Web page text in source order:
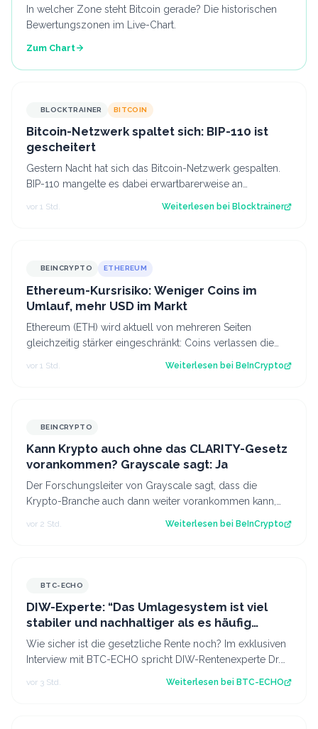
In welcher Zone steht Bitcoin gerade? Die historischen
Bewertungszonen im Live-Chart.
Zum Chart
BLOCKTRAINER BITCOIN
Bitcoin-Netzwerk spaltet sich: BIP-110 ist
gescheitert
Gestern Nacht hat sich das Bitcoin-Netzwerk gespalten.
BIP-110 mangelte es dabei erwartbarerweise an
Unterstützung der Miner, weshalb es ges…
vor 1 Std. Weiterlesen bei Blocktrainer
BEINCRYPTO ETHEREUM
Ethereum-Kursrisiko: Weniger Coins im
Umlauf, mehr USD im Markt
Ethereum (ETH) wird aktuell von mehreren Seiten
gleichzeitig stärker eingeschränkt: Coins verlassen die
vor 1 Std. Weiterlesen bei BeInCrypto
BEINCRYPTO
Kann Krypto auch ohne das CLARITY-Gesetz
vorankommen? Grayscale sagt: Ja
Der Forschungsleiter von Grayscale sagt, dass die
Krypto-Branche auch dann weiter vorankommen kann,
vor 2 Std. Weiterlesen bei BeInCrypto
BTC-ECHO
DIW-Experte: “Das Umlagesystem ist viel
stabiler und nachhaltiger als es häufig
dargestellt wird”
Wie sicher ist die gesetzliche Rente noch? Im exklusiven
Interview mit BTC-ECHO spricht DIW-Rentenexperte Dr.
Johannes Geyer über die Zukunf…
vor 3 Std. Weiterlesen bei BTC-ECHO